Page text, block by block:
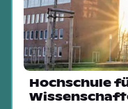
Hochschule